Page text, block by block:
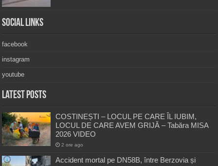
Social Links
facebook
instagram
youtube
Latest Posts
COSTINEȘTI – LOCUL PE CARE ÎL IUBIM,
LOCUL DE CARE AVEM GRIJĂ – Tabăra MISA
2026 VIDEO
2 ore ago
Accident mortal pe DN58B, între Berzovia și